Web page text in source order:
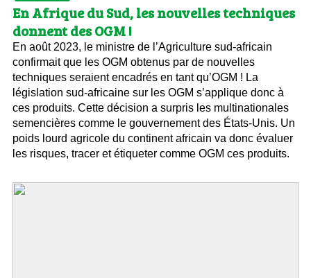
En Afrique du Sud, les nouvelles techniques
donnent des OGM !
En août 2023, le ministre de l’Agriculture sud-africain
confirmait que les OGM obtenus par de nouvelles
techniques seraient encadrés en tant qu’OGM ! La
législation sud-africaine sur les OGM s’applique donc à
ces produits. Cette décision a surpris les multinationales
semencières comme le gouvernement des États-Unis. Un
poids lourd agricole du continent africain va donc évaluer
les risques, tracer et étiqueter comme OGM ces produits.